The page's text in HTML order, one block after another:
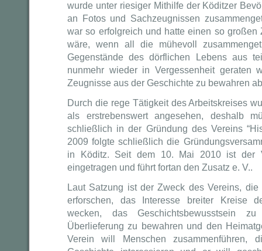
wurde unter riesiger Mithilfe der Köditzer
an Fotos und Sachzeugnissen
war so erfolgreich und hatte einen so großen
wäre, wenn all die mühevoll
Gegenstände des dörflichen Lebens aus
nunmehr wieder in Vergessenheit geraten
Zeugnisse aus der Geschichte zu bewahren
Durch die rege Tätigkeit des Arbeitskreises
als erstrebenswert angesehen, deshalb
schließlich in der Gründung des Vereins
2009 folgte schließlich die
in Köditz. Seit dem 10. Mai 2010 ist der
eingetragen und führt fortan den Zusatz e. V..
Laut Satzung ist der Zweck des Vereins,
erforschen, das Interesse breiter Kreise
wecken, das Geschichtsbewusstsein
Überlieferung zu bewahren und den
Verein will Menschen zusammenführen,